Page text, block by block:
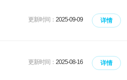
更新时间： 2025-09-09 详情
更新时间： 2025-08-16 详情